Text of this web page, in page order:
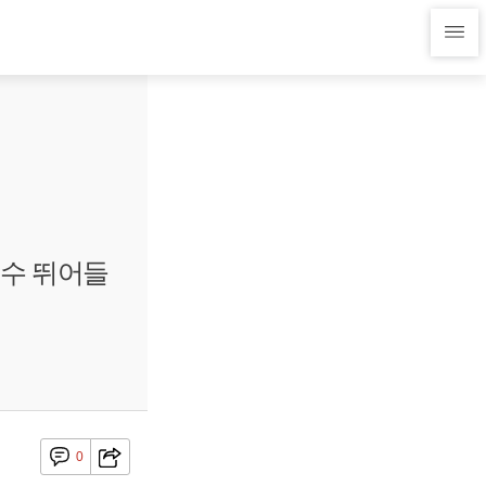
뛰어들
0